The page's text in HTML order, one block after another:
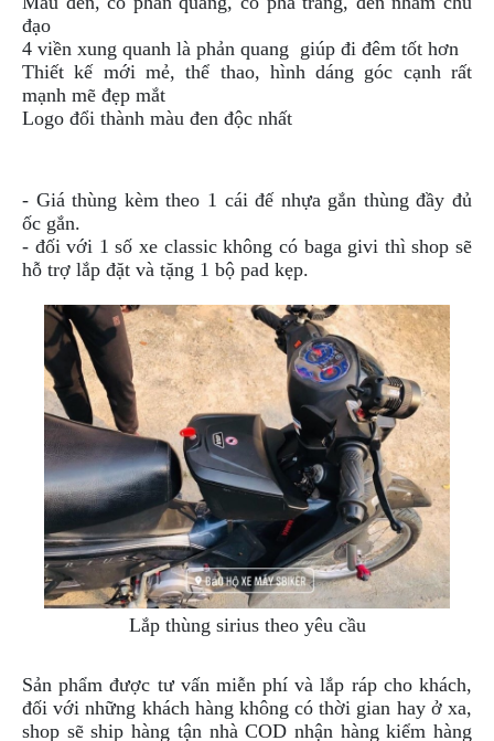
đạo
4 viền xung quanh là phản quang giúp đi đêm tốt hơn
Thiết kế mới mẻ, thể thao, hình dáng góc cạnh rất
mạnh mẽ đẹp mắt
Logo đổi thành màu đen độc nhất
- Giá thùng kèm theo 1 cái đế nhựa gắn thùng đầy đủ
ốc gắn.
- đối với 1 số xe classic không có baga givi thì shop sẽ
hỗ trợ lắp đặt và tặng 1 bộ pad kẹp.
Lắp thùng sirius theo yêu cầu
Sản phẩm được tư vấn miễn phí và lắp ráp cho khách,
đối với những khách hàng không có thời gian hay ở xa,
shop sẽ ship hàng tận nhà COD nhận hàng kiểm hàng